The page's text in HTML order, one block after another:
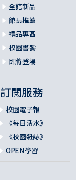
全館新品
館長推薦
禮品專區
校園書饗
即將登場
訂閱服務
校園電子報
《每日活水》
《校園雜誌》
OPEN學習